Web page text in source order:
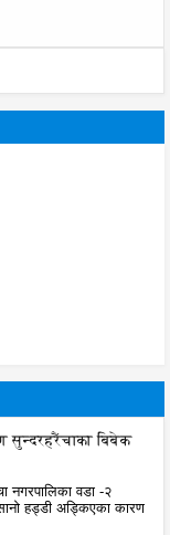
सुन्दरहरैंचाका बिबेक
नगरपालिका वडा -२
सानो हड्डी अड्किएका कारण